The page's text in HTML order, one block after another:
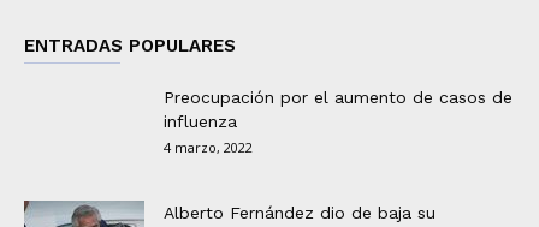
ENTRADAS POPULARES
Preocupación por el aumento de casos de
influenza
4 marzo, 2022
Alberto Fernández dio de baja su